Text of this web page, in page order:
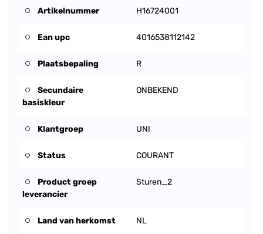
Artikelnummer H16724001
Ean upc 4016538112142
Plaatsbepaling R
Secundaire
basiskleur
ONBEKEND
Klantgroep UNI
Status COURANT
Product groep
leverancier
Sturen_2
Land van herkomst NL